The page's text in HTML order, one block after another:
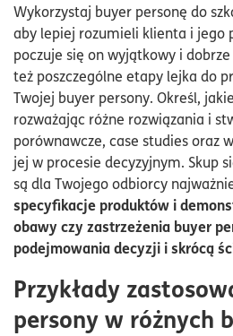
Wykorzystaj buyer personę do
aby lepiej rozumieli klienta i jego
poczuje się on wyjątkowy i
też poszczególne etapy lejka do
Twojej buyer persony. Określ,
rozważając różne rozwiązania i
porównawcze, case studies oraz
jej w procesie decyzyjnym. Skup
są dla Twojego odbiorcy
specyfikacje produktów i
obawy czy zastrzeżenia buyer
podejmowania decyzji i skrócą
Przykłady
persony w różnych